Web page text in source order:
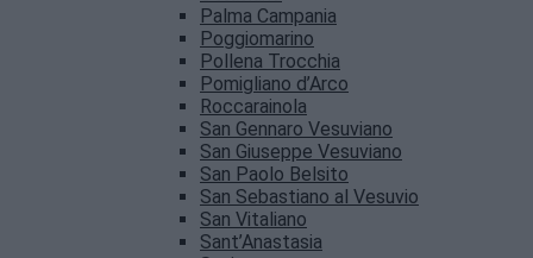
Palma Campania
Poggiomarino
Pollena Trocchia
Pomigliano d’Arco
Roccarainola
San Gennaro Vesuviano
San Giuseppe Vesuviano
San Paolo Belsito
San Sebastiano al Vesuvio
San Vitaliano
Sant’Anastasia